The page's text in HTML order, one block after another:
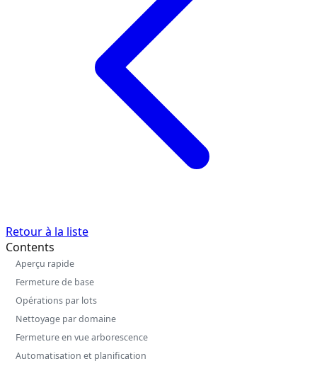
Retour à la liste
Contents
Aperçu rapide
Fermeture de base
Opérations par lots
Nettoyage par domaine
Fermeture en vue arborescence
Automatisation et planification